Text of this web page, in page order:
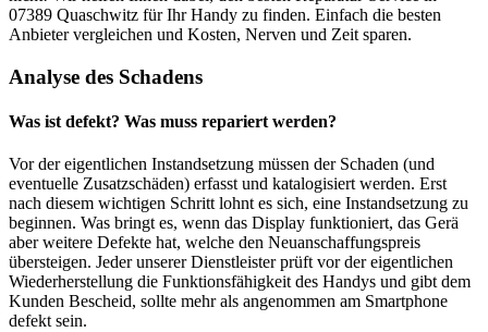
07389 Quaschwitz für Ihr Handy zu finden. Einfach die besten
Anbieter vergleichen und Kosten, Nerven und Zeit sparen.
Analyse des Schadens
Was ist defekt? Was muss repariert werden?
Vor der eigentlichen Instandsetzung müssen der Schaden (und
eventuelle Zusatzschäden) erfasst und katalogisiert werden. Erst
nach diesem wichtigen Schritt lohnt es sich, eine Instandsetzung zu
beginnen. Was bringt es, wenn das Display funktioniert, das Gerä
aber weitere Defekte hat, welche den Neuanschaffungspreis
übersteigen. Jeder unserer Dienstleister prüft vor der eigentlichen
Wiederherstellung die Funktionsfähigkeit des Handys und gibt dem
Kunden Bescheid, sollte mehr als angenommen am Smartphone
defekt sein.